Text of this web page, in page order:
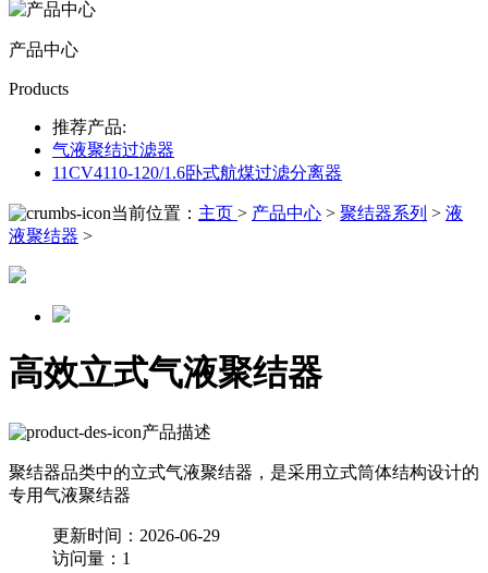
产品中心
Products
推荐产品:
气液聚结过滤器
11CV4110-120/1.6卧式航煤过滤分离器
当前位置： 主页 > 产品中心 > 聚结器系列 > 液
液聚结器 >
高效立式气液聚结器
产品描述
聚结器品类中的立式气液聚结器，是采用立式筒体结构设计的
专用气液聚结器
更新时间：2026-06-29
访问量：1